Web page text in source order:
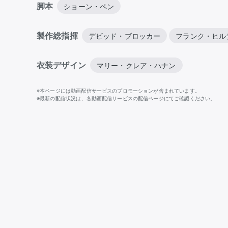
脚本 ショーン・ペン
製作総指揮 デビッド・ブロッカー フランク・ヒル
衣装デザイン マリー・クレア・ハナン
※本ページには動画配信サービスのプロモーションが含まれています。
※最新の配信状況は、各動画配信サービスの配信ページにてご確認ください。